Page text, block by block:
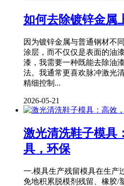
如何去除镀锌金属
因为镀锌金属与普通钢材不
涂层，而不仅仅是表面的油
漆，我需要一种既能去除油
法。我通常更喜欢脉冲激光
精细控制...
2026-05-21
激光清洗鞋子模具
具，环保
一.模具生产残留模具在生产
免地积累脱模剂残留、橡胶/